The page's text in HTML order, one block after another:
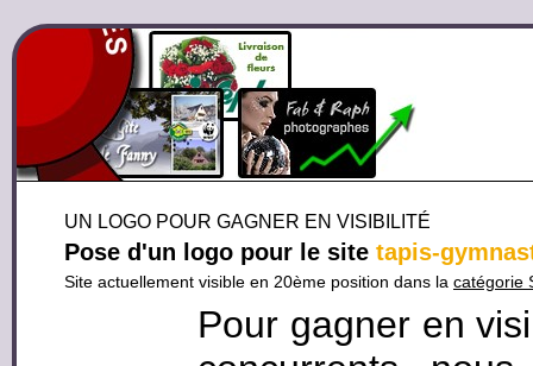
UN LOGO POUR GAGNER EN VISIBILITÉ
Pose d'un logo pour le site tapis-
Site actuellement visible en 20ème position dans la catégorie
Pour gagner en